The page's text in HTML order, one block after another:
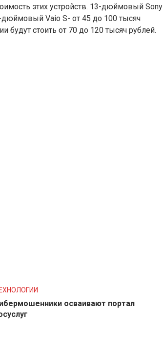
этих устройств. 13-дюймовый Sony
дюймовый Vaio S- от 45 до 100 тысяч
будут стоить от 70 до 120 тысяч рублей.
осваивают портал